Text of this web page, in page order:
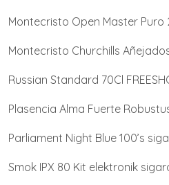
Montecristo Open Master Puro
Montecristo Churchills Añejados
Russian Standard 70Cl
Plasencia Alma Fuerte
Parliament Night Blue 100’s
Smok IPX 80 Kit elektronik